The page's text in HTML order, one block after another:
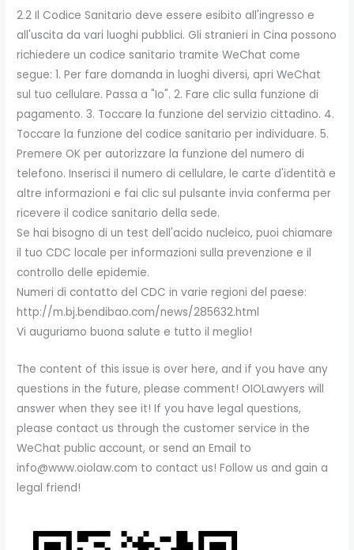
2.2 Il Codice Sanitario deve essere esibito all'ingresso e
all'uscita da vari luoghi pubblici. Gli stranieri in Cina possono
richiedere un codice sanitario tramite WeChat come
segue: 1. Per fare domanda in luoghi diversi, apri WeChat
sul tuo cellulare. Passa a "Io". 2. Fare clic sulla funzione di
pagamento. 3. Toccare la funzione del servizio cittadino. 4.
Toccare la funzione del codice sanitario per individuare. 5.
Premere OK per autorizzare la funzione del numero di
telefono. Inserisci il numero di cellulare, le carte d'identità e
altre informazioni e fai clic sul pulsante invia conferma per
ricevere il codice sanitario della sede.
Se hai bisogno di un test dell'acido nucleico, puoi chiamare
il tuo CDC locale per informazioni sulla prevenzione e il
controllo delle epidemie.
Numeri di contatto del CDC in varie regioni del paese:
http://m.bj.bendibao.com/news/285632.html
Vi auguriamo buona salute e tutto il meglio!
The content of this issue is over here, and if you have any
questions in the future, please comment! OIOLawyers will
answer when they see it! If you have legal questions,
please contact us through the customer service in the
WeChat public account, or send an Email to
info@www.oiolaw.com to contact us! Follow us and gain a
legal friend!